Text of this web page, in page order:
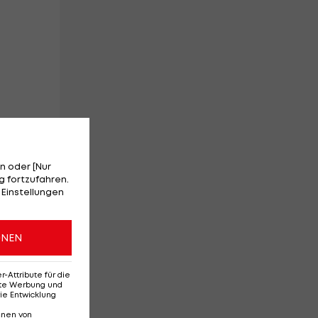
oder [Nur
fortzufahren.
Attribute für die
Werbung und
Entwicklung
von